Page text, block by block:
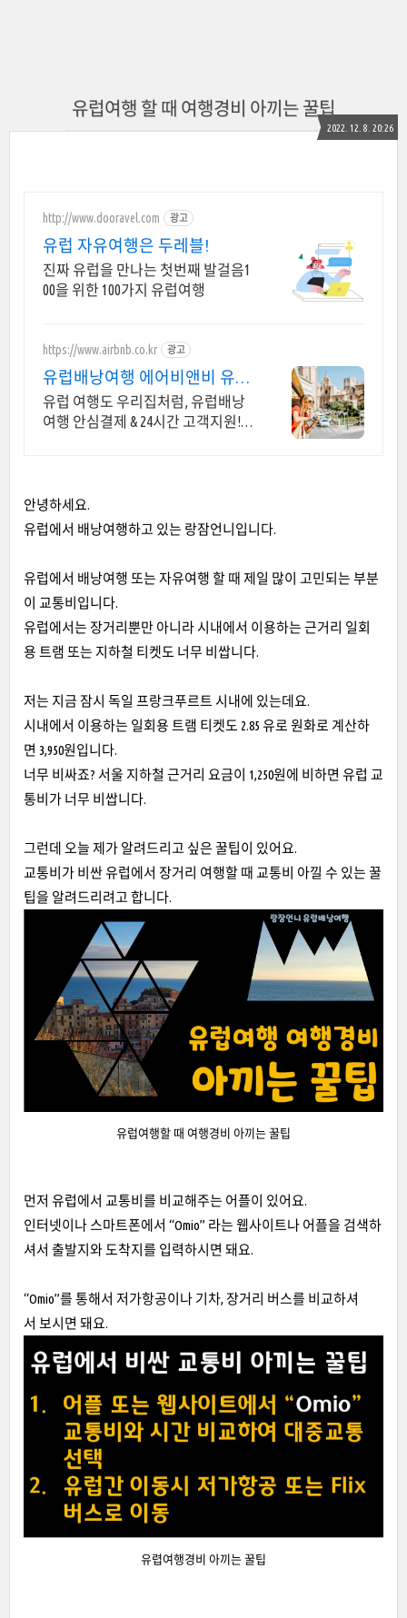
유럽여행 할 때 여행경비 아끼는 꿀팁
2022. 12. 8. 20:26
http://www.dooravel.com 광고
유럽 자유여행은 두레블!
진짜 유럽을 만나는 첫번째 발걸음1
00을 위한 100가지 유럽여행
https://www.airbnb.co.kr 광고
유럽배낭여행 에어비앤비 유럽
여행도 우리집처럼
유럽 여행도 우리집처럼, 유럽배낭
여행 안심결제 & 24시간 고객지원!
안녕하세요.
유럽에서 배낭여행하고 있는 랑잠언니입니다.
유럽에서 배낭여행 또는 자유여행 할 때 제일 많이 고민되는 부분
이 교통비입니다.
유럽에서는 장거리뿐만 아니라 시내에서 이용하는 근거리 일회
용 트램 또는 지하철 티켓도 너무 비쌉니다.
저는 지금 잠시 독일 프랑크푸르트 시내에 있는데요.
시내에서 이용하는 일회용 트램 티켓도 2.85 유로 원화로 계산하
면 3,950원입니다.
너무 비싸죠? 서울 지하철 근거리 요금이 1,250원에 비하면 유럽 교
통비가 너무 비쌉니다.
그런데 오늘 제가 알려드리고 싶은 꿀팁이 있어요.
교통비가 비싼 유럽에서 장거리 여행할 때 교통비 아낄 수 있는 꿀
팁을 알려드리려고 합니다.
유럽여행할 때 여행경비 아끼는 꿀팁
먼저 유럽에서 교통비를 비교해주는 어플이 있어요.
인터넷이나 스마트폰에서 “Omio” 라는 웹사이트나 어플을 검색하
셔서 출발지와 도착지를 입력하시면 돼요.
“Omio”를 통해서 저가항공이나 기차, 장거리 버스를 비교하셔
서 보시면 돼요.
유렵여행경비 아끼는 꿀팁